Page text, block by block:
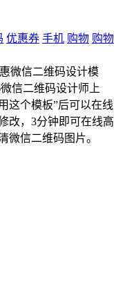
优惠券 手机 购物 购物
微信二维码设计模
信二维码设计师上
这个模板”后可以在线
改，3分钟即可在线高
微信二维码图片。